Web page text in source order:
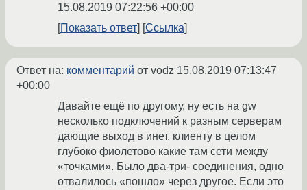
15.08.2019 07:22:56 +00:00
Показать ответ
Ссылка
Ответ на: комментарий от vodz 15.08.2019 07:13:47
+00:00
Давайте ещё по другому, ну есть на gw
несколько подключений к разным серверам
дающие выход в инет, клиенту в целом
глубоко фиолетово какие там сети между
«точками». Было два-три- соединения, одно
отвалилось «пошло» через другое. Если это